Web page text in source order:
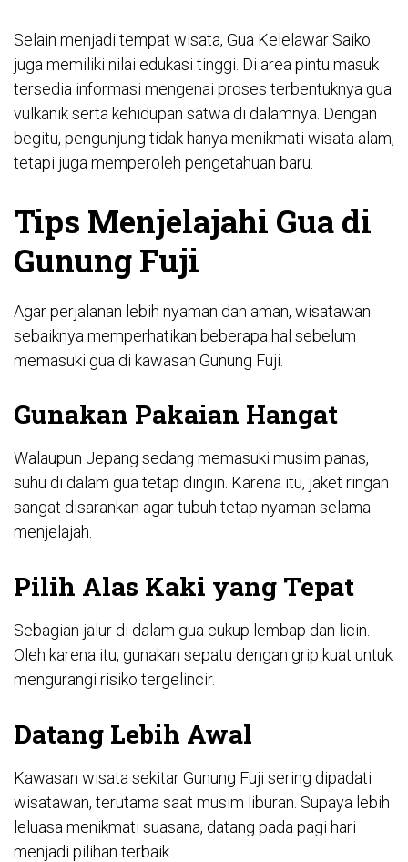
Selain menjadi tempat wisata, Gua Kelelawar Saiko
juga memiliki nilai edukasi tinggi. Di area pintu masuk
tersedia informasi mengenai proses terbentuknya gua
vulkanik serta kehidupan satwa di dalamnya. Dengan
begitu, pengunjung tidak hanya menikmati wisata alam,
tetapi juga memperoleh pengetahuan baru.
Tips Menjelajahi Gua di
Gunung Fuji
Agar perjalanan lebih nyaman dan aman, wisatawan
sebaiknya memperhatikan beberapa hal sebelum
memasuki gua di kawasan Gunung Fuji.
Gunakan Pakaian Hangat
Walaupun Jepang sedang memasuki musim panas,
suhu di dalam gua tetap dingin. Karena itu, jaket ringan
sangat disarankan agar tubuh tetap nyaman selama
menjelajah.
Pilih Alas Kaki yang Tepat
Sebagian jalur di dalam gua cukup lembap dan licin.
Oleh karena itu, gunakan sepatu dengan grip kuat untuk
mengurangi risiko tergelincir.
Datang Lebih Awal
Kawasan wisata sekitar Gunung Fuji sering dipadati
wisatawan, terutama saat musim liburan. Supaya lebih
leluasa menikmati suasana, datang pada pagi hari
menjadi pilihan terbaik.